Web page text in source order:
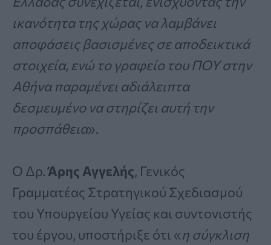
ικανότητα της χώρας να λαμβάνει
αποφάσεις βασισμένες σε αποδεικτικά
στοιχεία, ενώ το γραφείο του ΠΟΥ στην
Αθήνα παραμένει αδιάλειπτα
δεσμευμένο να στηρίζει αυτή την
προσπάθεια».
Ο Δρ.Άρης Αγγελής, Γενικός
Γραμματέας Στρατηγικού Σχεδιασμού
του Υπουργείου Υγείας και συντονιστής
του έργου, υποστήριξε ότι «η σύγκλιση